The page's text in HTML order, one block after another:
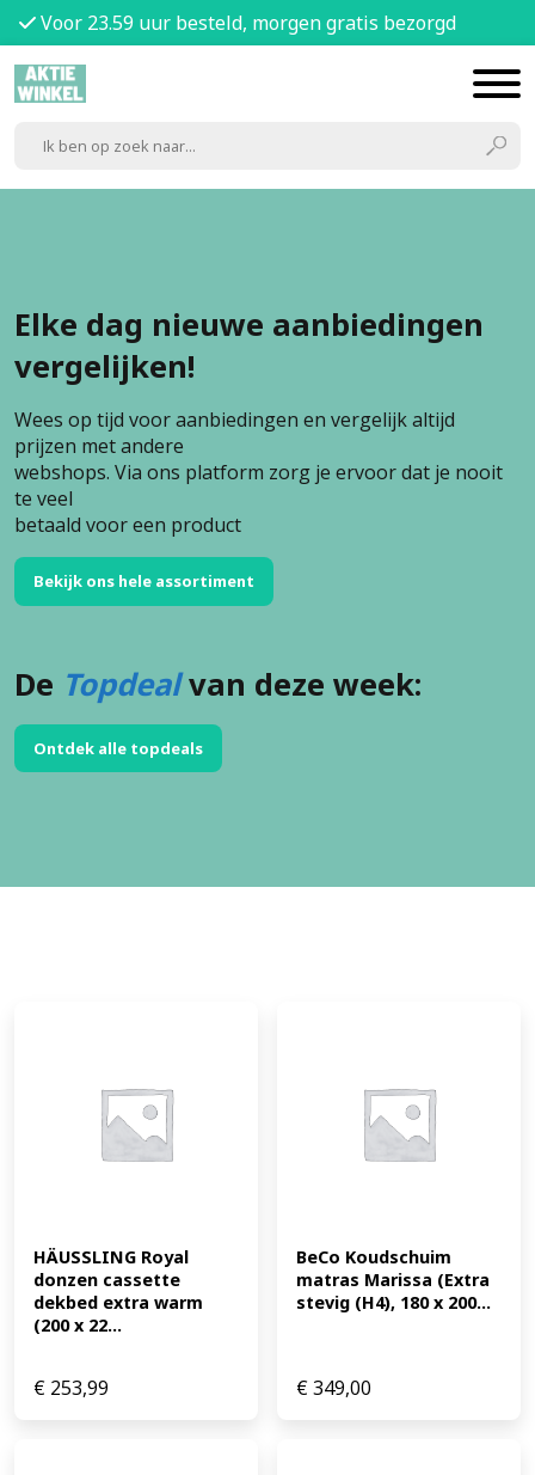
Voor 23.59 uur besteld, morgen gratis bezorgd
Elke dag nieuwe aanbiedingen
vergelijken!
Wees op tijd voor aanbiedingen en vergelijk altijd
prijzen met andere
webshops. Via ons platform zorg je ervoor dat je nooit
te veel
betaald voor een product
Bekijk ons hele assortiment
De Topdealvan deze week:
Ontdek alle topdeals
HÄUSSLING Royal
donzen cassette
dekbed extra warm
(200 x 22...
€ 253,99
BeCo Koudschuim
matras Marissa (Extra
stevig (H4), 180 x 200...
€349,00